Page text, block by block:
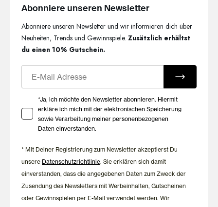
Mikrofaser und passen sich angenehm deinem Körper an. Die
zeichnen sich unter der Kleidung gleichmäßig ab. So verbinden
die Modelle hohen Tragekomfort mit einer zeitlosen Optik und
werden schnell zu vielseitigen Essentials im Alltag.
Der passende Spacer BH für
dich
Ob unter T-Shirts, Blusen oder feinen Oberteilen – ein Spacer
BH bietet dir Komfort und eine natürliche Passform in jeder
Situation. Im HUBER BH-Guide findest du hilfreiche
Modell am besten zu deiner Passform und deinen Bedürfnissen
passt.
Abonniere unseren Newsletter
Abonniere unseren Newsletter und wir informieren dich über
Neuheiten, Trends und Gewinnspiele.Zusätzlich erhältst
du einen 10% Gutschein.
Ihre Zustimmung zu Marketing E-Mails
*Ja, ich möchte den Newsletter abonnieren. Hiermit
erkläre ich mich mit der elektronischen Speicherung
sowie Verarbeitung meiner personenbezogenen
Daten einverstanden.
* Mit Deiner Registrierung zum Newsletter akzeptierst Du
unsere Datenschutzrichtlinie. Sie erklären sich damit
einverstanden, dass die angegebenen Daten zum Zweck der
Zusendung des Newsletters mit Werbeinhalten, Gutscheinen
oder Gewinnspielen per E-Mail verwendet werden. Wir